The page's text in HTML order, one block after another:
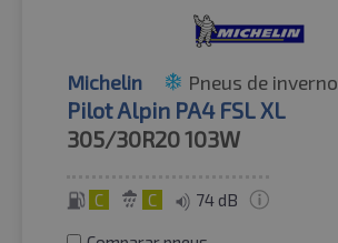
Michelin Pneus de inverno
Pilot Alpin PA4 FSL XL
305/30R20103W
C C 74 dB